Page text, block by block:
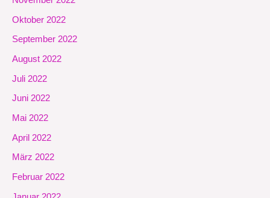
Oktober 2022
September 2022
August 2022
Juli 2022
Juni 2022
Mai 2022
April 2022
März 2022
Februar 2022